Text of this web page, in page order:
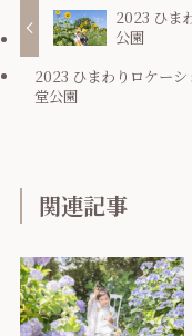
2023 ひま
公園
2023 ひまわりロケー
堂公園
関連記事